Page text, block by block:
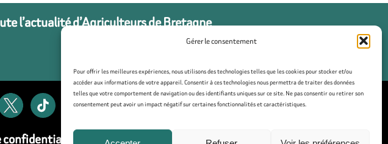
Gérer le consentement
Pour offrir les meilleures expériences, nous utilisons des technologies telles que les cookies pour stocker et/ou
accéder aux informations de votre appareil. Consentir à ces technologies nous permettra de traiter des données
telles que votre comportement de navigation ou des identifiants uniques sur ce site. Ne pas consentir ou retirer son
consentement peut avoir un impact négatif sur certaines fonctionnalités et caractéristiques.
l’actualité d’Agriculteurs de Bretagne
Politique de cookies (UE)